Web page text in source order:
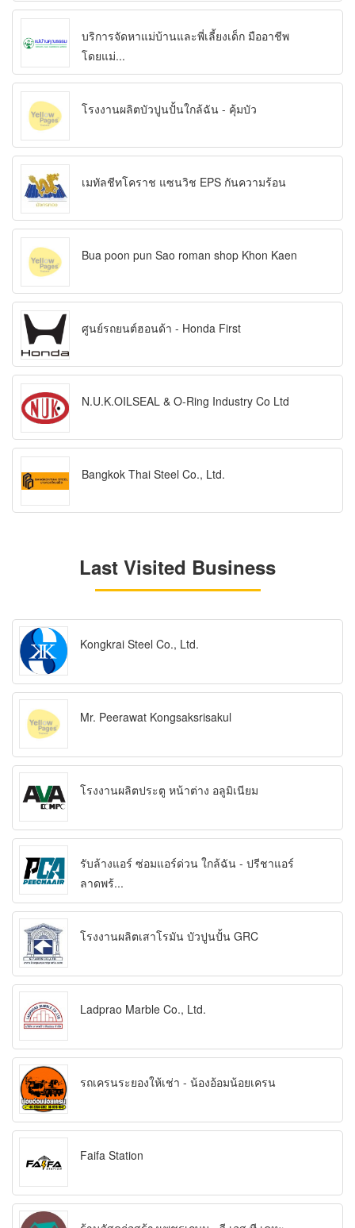
บริการจัดหาแม่บ้านและพี่เลี้ยงเด็ก มืออาชีพ
โดยแม่...
โรงงานผลิตบัวปูนปั้นใกล้ฉัน - คุ้มบัว
เมทัลชีทโคราช แซนวิช EPS กันความร้อน
Bua poon pun Sao roman shop Khon Kaen
ศูนย์รถยนต์ฮอนด้า - Honda First
N.U.K.OILSEAL & O-Ring Industry Co Ltd
Bangkok Thai Steel Co., Ltd.
Last Visited Business
Kongkrai Steel Co., Ltd.
Mr. Peerawat Kongsaksrisakul
โรงงานผลิตประตู หน้าต่าง อลูมิเนียม
รับล้างแอร์ ซ่อมแอร์ด่วน ใกล้ฉัน - ปรีชาแอร์
ลาดพร้...
โรงงานผลิตเสาโรมัน บัวปูนปั้น GRC
Ladprao Marble Co., Ltd.
รถเครนระยองให้เช่า - น้องอ้อมน้อยเครน
Faifa Station